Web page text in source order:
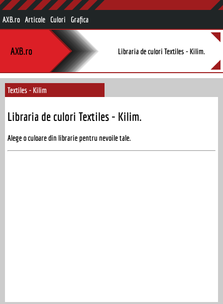
AXB.ro Articole Culori Grafica
AXB.ro Libraria de culori Textiles - Kilim.
Textiles - Kilim
Libraria de culori Textiles - Kilim.
Alege o culoare din librarie pentru nevoile tale.